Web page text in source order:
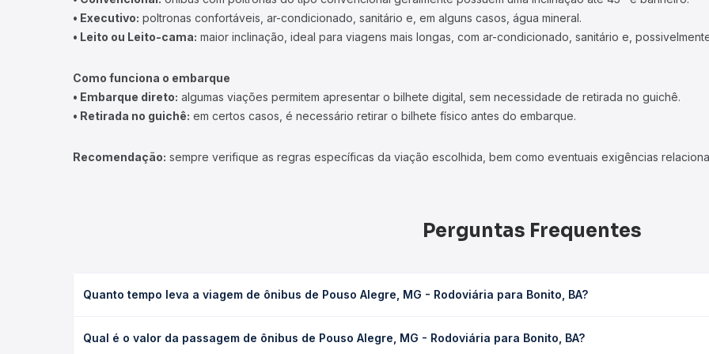
• Executivo: poltronas confortáveis, ar-condicionado, sanitário e, em alguns casos, água mineral.
• Leito ou Leito-cama: maior inclinação, ideal para viagens mais longas, com ar-condicionado, sanitário e,
Como funciona o embarque
• Embarque direto: algumas viações permitem apresentar o bilhete digital, sem necessidade de retirada no guichê.
• Retirada no guichê: em certos casos, é necessário retirar o bilhete físico antes do embarque.
Recomendação: sempre verifique as regras específicas da viação escolhida, bem como eventuais exigências
Perguntas Frequentes
Quanto tempo leva a viagem de ônibus de Pouso Alegre, MG - Rodoviária para Bonito, BA?
executivo ou leito) e as condições de tráfego. Na Quero Passagem você consulta os horários disponíveis e vê a
Qual é o valor da passagem de ônibus de Pouso Alegre, MG - Rodoviária para Bonito, BA?